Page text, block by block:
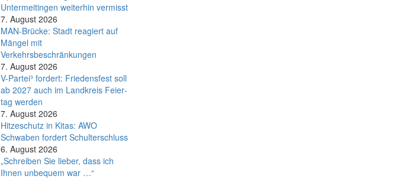
Untermeitingen weiterhin vermisst
7. August 2026
MAN-Brücke: Stadt reagiert auf
Mängel mit
Verkehrsbeschränkungen
7. August 2026
V-Partei­³ fordert: Friedens­fest soll
ab 2027 auch im Land­kreis Feier­
tag werden
7. August 2026
Hitzeschutz in Kitas: AWO
Schwaben fordert Schulterschluss
6. August 2026
„Schreiben Sie lieber, dass ich
Ihnen unbequem war …“